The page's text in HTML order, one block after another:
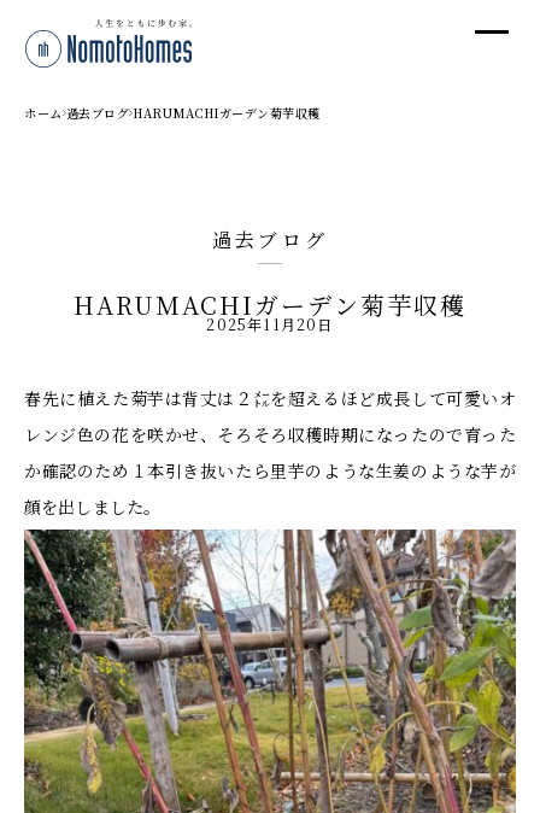
ホーム 過去ブログ HARUMACHIガーデン菊芋収穫
過去ブログ
HARUMACHIガーデン菊芋収穫
2025年11月20日
春先に植えた菊芋は背丈は２㍍を超えるほど成長して可愛いオ
レンジ色の花を咲かせ、そろそろ収穫時期になったので育った
か確認のため１本引き抜いたら里芋のような生姜のような芋が
顔を出しました。